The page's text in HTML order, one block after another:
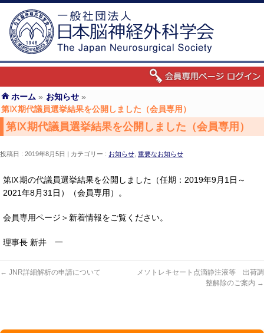
ホーム » お知らせ »
第Ⅸ期代議員選挙結果を公開しました（会員専用）
第Ⅸ期代議員選挙結果を公開しました（会員専用）
投稿日 : 2019年8月5日 カテゴリー : お知らせ 重要なお知らせ
第Ⅸ期の代議員選挙結果を公開しました（任期：2019年9月1日～
2021年8月31日）（会員専用）。
会員専用ページ＞新着情報をご覧ください。
理事長 新井 一
← JNR詳細解析の申請について
メソトレキセート点滴静注液等 出荷調
整解除のご案内 →